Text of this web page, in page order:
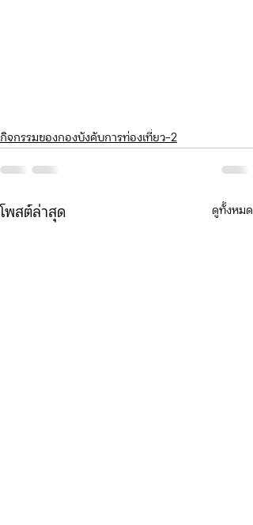
กิจกรรมของกองบังคับการท่องเที่ยว-2
โพสต์ล่าสุด ดูทั้งหมด